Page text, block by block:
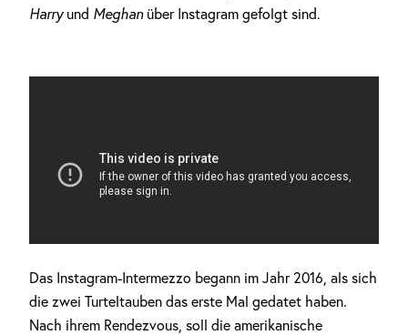
Harry und Meghanüber Instagram gefolgt sind.
Anzeige
Das Instagram-Intermezzo begann im Jahr 2016, als sich
die zwei Turteltauben das erste Mal gedatet haben.
Nach ihrem Rendezvous, soll die amerikanische